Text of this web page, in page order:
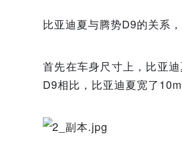
比亚迪夏与腾势D9的关系，
首先在车身尺寸上，比亚
D9相比，比亚迪夏宽了